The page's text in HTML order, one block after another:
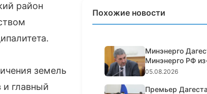
район
земель
главный
Похожие новости
Минэнерго
Минэнерго РФ
05.08.2026
Премьер